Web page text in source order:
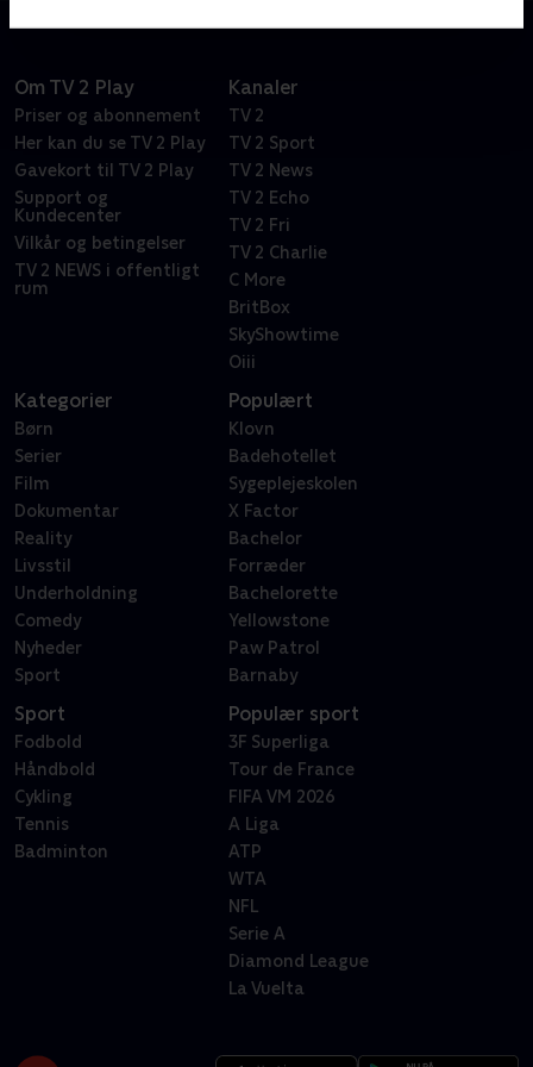
Om TV 2 Play
Priser og abonnement
Her kan du se TV 2 Play
Gavekort til TV 2 Play
Support og
Kundecenter
Vilkår og betingelser
TV 2 NEWS i offentligt
rum
Kanaler
TV 2
TV 2 Sport
TV 2 News
TV 2 Echo
TV 2 Fri
TV 2 Charlie
C More
BritBox
SkyShowtime
Oiii
Kategorier
Børn
Serier
Film
Dokumentar
Reality
Livsstil
Underholdning
Comedy
Nyheder
Sport
Populært
Klovn
Badehotellet
Sygeplejeskolen
X Factor
Bachelor
Forræder
Bachelorette
Yellowstone
Paw Patrol
Barnaby
Sport
Fodbold
Håndbold
Cykling
Tennis
Badminton
Populær sport
3F Superliga
Tour de France
FIFA VM 2026
A Liga
ATP
WTA
NFL
Serie A
Diamond League
La Vuelta